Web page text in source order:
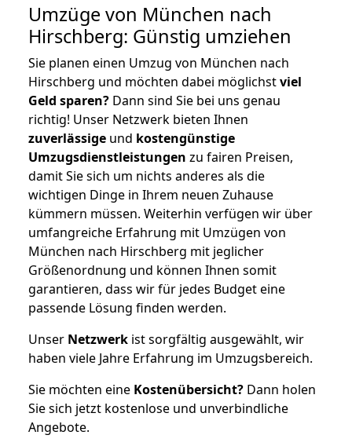
Umzüge von München nach
Hirschberg: Günstig umziehen
Sie planen einen Umzug von München nach
Hirschberg und möchten dabei möglichstviel
Geld sparen? Dann sind Sie bei uns genau
richtig! Unser Netzwerk bieten Ihnen
zuverlässige und kostengünstige
Umzugsdienstleistungen zu fairen Preisen,
damit Sie sich um nichts anderes als die
wichtigen Dinge in Ihrem neuen Zuhause
kümmern müssen. Weiterhin verfügen wir über
umfangreiche Erfahrung mit Umzügen von
München nach Hirschberg mit jeglicher
Größenordnung und können Ihnen somit
garantieren, dass wir für jedes Budget eine
passende Lösung finden werden.
Unser Netzwerk ist sorgfältig ausgewählt, wir
haben viele Jahre Erfahrung im Umzugsbereich.
Sie möchten eine Kostenübersicht? Dann holen
Sie sich jetzt kostenlose und unverbindliche
Angebote.